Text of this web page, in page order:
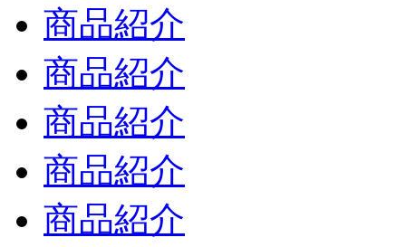
商品紹介
商品紹介
商品紹介
商品紹介
商品紹介